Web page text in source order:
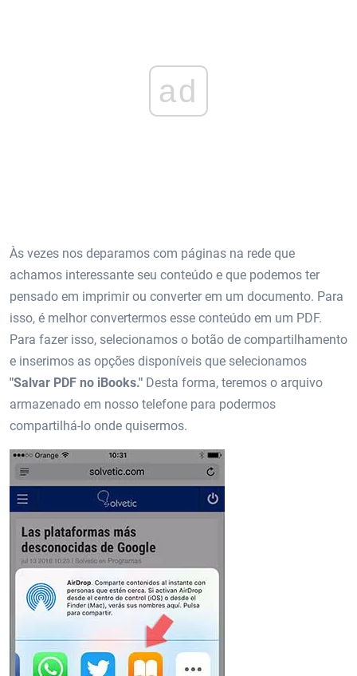
ad
Às vezes nos deparamos com páginas na rede que
achamos interessante seu conteúdo e que podemos ter
pensado em imprimir ou converter em um documento. Para
isso, é melhor convertermos esse conteúdo em um PDF.
Para fazer isso, selecionamos o botão de compartilhamento
e inserimos as opções disponíveis que selecionamos
"Salvar PDF no iBooks." Desta forma, teremos o arquivo
armazenado em nosso telefone para podermos
compartilhá-lo onde quisermos.